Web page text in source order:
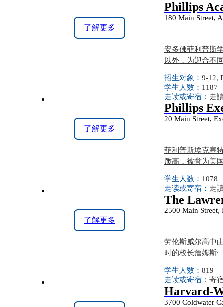
了解更多
Phillips
180 Main Street,
安多佛菲利普斯
以外，为迎合不
招生对象： 9-12,
学生人数： 1187
走读或寄宿： 走
了解更多
Phillips
20 Main Street,
菲利普斯埃克塞
质高，被誉为美
学生人数： 1078
走读或寄宿： 走
了解更多
The
2500 Main
劳伦斯威尔高中
时的校长詹姆斯∙
学生人数： 819
走读或寄宿： 寄
Harvard-
3700 Coldwater